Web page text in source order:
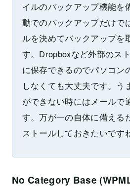
イルのバックアップ機能を
動でのバックアップだけで
ルを決めてバックアップを
す。Dropboxなど外部のス
に保存できるのでパソコン
しなくても大丈夫です。う
ができない時にはメールで
す。万が一の自体に備える
ストールしておきたいです
No Category Base